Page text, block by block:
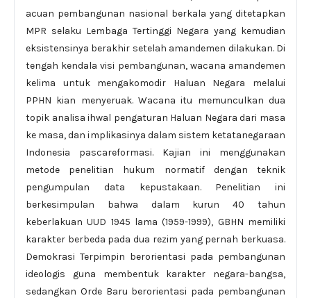
acuan pembangunan nasional berkala yang ditetapkan
MPR selaku Lembaga Tertinggi Negara yang kemudian
eksistensinya berakhir setelah amandemen dilakukan. Di
tengah kendala visi pembangunan, wacana amandemen
kelima untuk mengakomodir Haluan Negara melalui
PPHN kian menyeruak. Wacana itu memunculkan dua
topik analisa ihwal pengaturan Haluan Negara dari masa
ke masa, dan implikasinya dalam sistem ketatanegaraan
Indonesia pascareformasi. Kajian ini menggunakan
metode penelitian hukum normatif dengan teknik
pengumpulan data kepustakaan. Penelitian ini
berkesimpulan bahwa dalam kurun 40 tahun
keberlakuan UUD 1945 lama (1959-1999), GBHN memiliki
karakter berbeda pada dua rezim yang pernah berkuasa.
Demokrasi Terpimpin berorientasi pada pembangunan
ideologis guna membentuk karakter negara-bangsa,
sedangkan Orde Baru berorientasi pada pembangunan